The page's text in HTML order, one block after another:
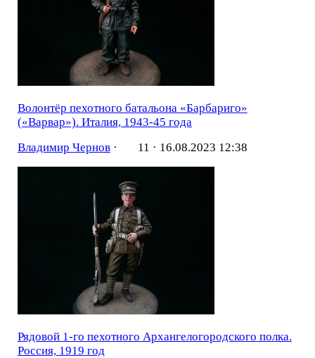
Волонтёр пехотного батальона «Барбариго»
(«Варвар»). Италия, 1943-45 года
Владимир Чернов· 11 · 16.08.2023 12:38
Рядовой 1-го пехотного Архангелогородского полка.
Россия, 1919 год